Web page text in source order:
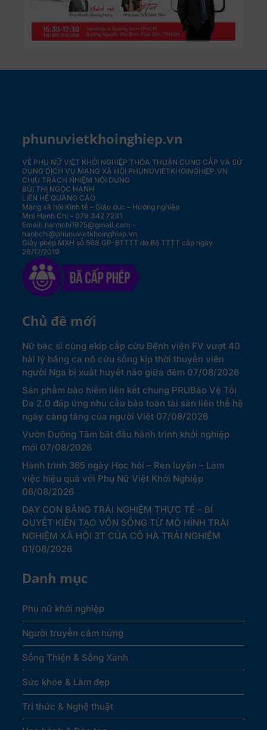
phunuvietkhoinghiep.vn
VỀ PHỤ NỮ VIỆT KHỞI NGHIỆPTHỎA THUẬN CUNG CẤP VÀ SỬ
DỤNG DỊCH VỤ MẠNG XÃ HỘI PHUNUVIETKHOINGHIEP.VN
CHỊU TRÁCH NHIỆM NỘI DUNG
BÙI THỊ NGỌC HẠNH
LIÊN HỆ QUẢNG CÁO
Mạng xã hội Kinh tế – Giáo dục – Hướng nghiệp
Mrs Hạnh Chi – 079 342 7231
Email: hanhchi1975@gmail.com -
hanhchi@phunuvietkhoinghiep.vn
Giấy phép MXH số 568 GP-BTTTT do Bộ TTTT cấp ngày
26/12/2019
Chủ đề mới
Nữ bác sĩ cùng ekip cấp cứu Bệnh viện FV vượt 40
hải lý bằng ca nô cứu sống kịp thời thuyền viên
người Nga bị xuất huyết não giữa đêm 07/08/2026
Sản phẩm bảo hiểm liên kết chung PRUBảo Vệ Tối
Đa 2.0 đáp ứng nhu cầu bảo toàn tài sản liên thế hệ
ngày càng tăng của người Việt 07/08/2026
Vườn Dưỡng Tâm bắt đầu hành trình khởi nghiệp
mới 07/08/2026
Hành trình 365 ngày Học hỏi – Rèn luyện – Làm
việc hiệu quả với Phụ Nữ Việt Khởi Nghiệp
06/08/2026
DẠY CON BẰNG TRẢI NGHIỆM THỰC TẾ – BÍ
QUYẾT KIẾN TẠO VỐN SỐNG TỪ MÔ HÌNH TRẢI
NGHIỆM XÃ HỘI 3T CỦA CÔ HÀ TRẢI NGHIỆM
01/08/2026
Danh mục
Phụ nữ khởi nghiệp
Người truyền cảm hứng
Sống Thiện & Sống Xanh
Sức khỏe & Làm đẹp
Tri thức & Nghệ thuật